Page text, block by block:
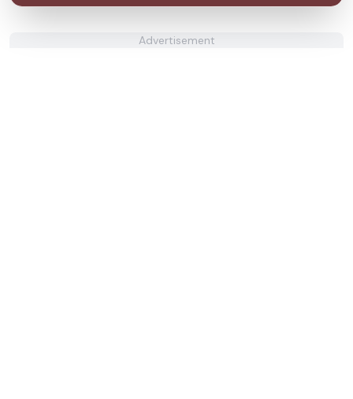
PovPoptyr Ver
Advertisement